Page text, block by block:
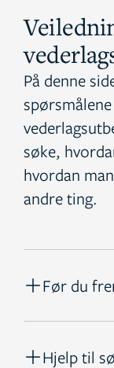
På denne
søke,
hvordan
andre ting.
Før du
Hjelp til